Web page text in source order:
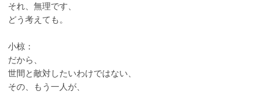
それ、無理です、
どう考えても。
小椋：
だから、
世間と敵対したいわけではない、
その、もう一人が、